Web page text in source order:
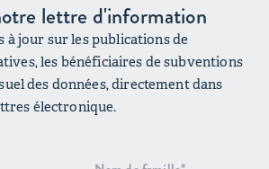
lettre d'information
à jour sur les publications de
les bénéficiaires de subventions
des données, directement dans
électronique.